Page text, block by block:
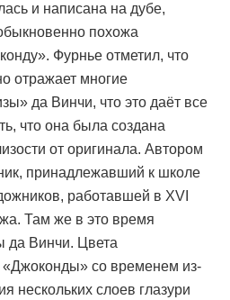
и написана на дубе,
похожа
Фурнье отметил, что
отражает многие
да Винчи, что это даёт все
что она была создана
от оригинала. Автором
принадлежавший к школе
работавшей в XVI
Там же в это время
да Винчи. Цвета
со временем из-
нескольких слоев глазури